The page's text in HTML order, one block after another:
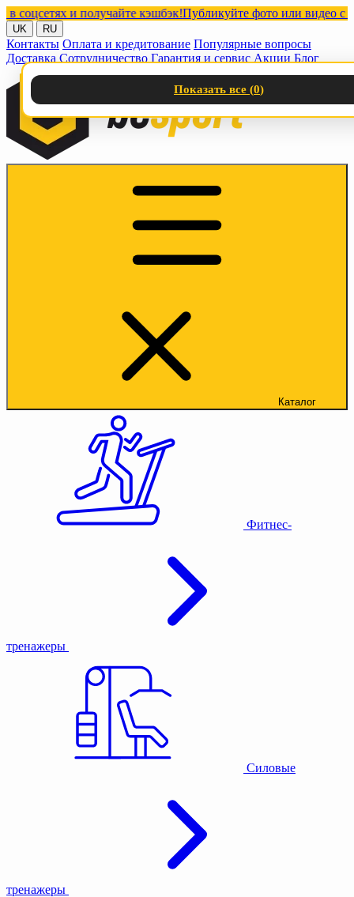
и получайте кэшбэк!Публикуйте фото или видео с
UK RU
Контакты Оплата и кредитование Популярные вопросы
Доставка Сотрудничество Гарантия и сервис Акции Блог
Каталог
Фитнес-
тренажеры
Силовые
тренажеры
Показать все (0)